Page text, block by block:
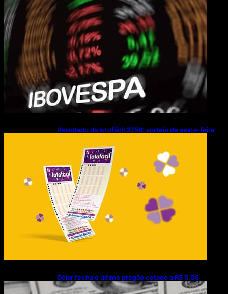
Resultado da lotofácil 3756: sorteio de sexta-feira
Dólar fecha o último pregão cotado a R$ 5,08